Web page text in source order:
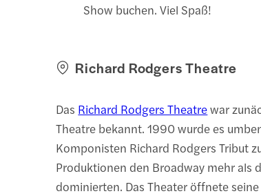
Show buchen. Viel Spaß!
Richard Rodgers Theatre
Das Richard Rodgers Theatrewar
Theatre bekannt. 1990 wurde es
Komponisten Richard Rodgers Tribut
Produktionen den Broadway mehr als
dominierten. Das Theater öffnete